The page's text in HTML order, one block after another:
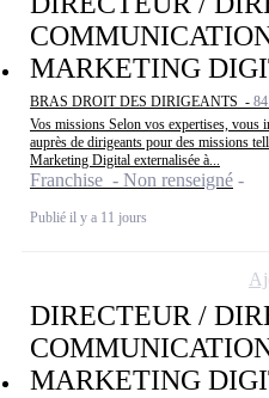
MARKETING
BRAS DROIT DES DIRIGEANTS -
Vos missions Selon vos expertises, vous
auprès de dirigeants pour des missions
Marketing Digital externalisée à...
Franchise - Non renseigné
Publié il y a 11 jours
DIRECTEUR /
MARKETING